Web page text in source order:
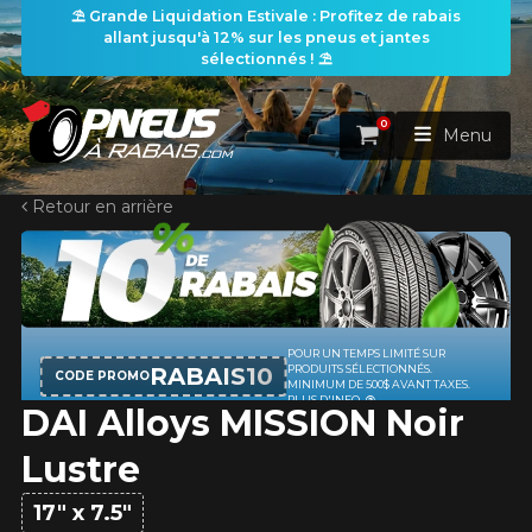
⛱️ Grande Liquidation Estivale : Profitez de rabais
allant jusqu'à 12% sur les pneus et jantes
sélectionnés ! ⛱️
ACCUEIL
PNEUS
RECHERCHE DE PNEUS VOIR TOUT
Rechercher par
Par dimensions Par véhicule
Recherche par dimensions
LARGEUR
ROUES
RECHERCHE DE ROUES VOIR TOUT
Par véhicule
ENSEMBLES
RECHERCHE D'ENSEMBLES
PROMOTIONS
Panier
0
Menu
Retour en arrière
DAI Alloys MISSION Noir
Lustre
17" x 7.5"
CODE PROMORABAIS10
POUR UN TEMPS LIMITÉ SUR
PRODUITS SÉLECTIONNÉS.
MINIMUM DE 500$ AVANT TAXES.
PLUS D'INFO